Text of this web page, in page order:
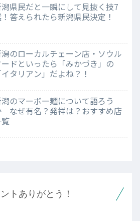
県民だと一瞬にして見抜く技7
答えられたら新潟県民決定！
のローカルチェーン店・ソウル
ードといったら「みかづき」の
イタリアン」だよね？！
のマーボー麺について語ろう
なぜ有名？発祥は？おすすめ店
トありがとう！